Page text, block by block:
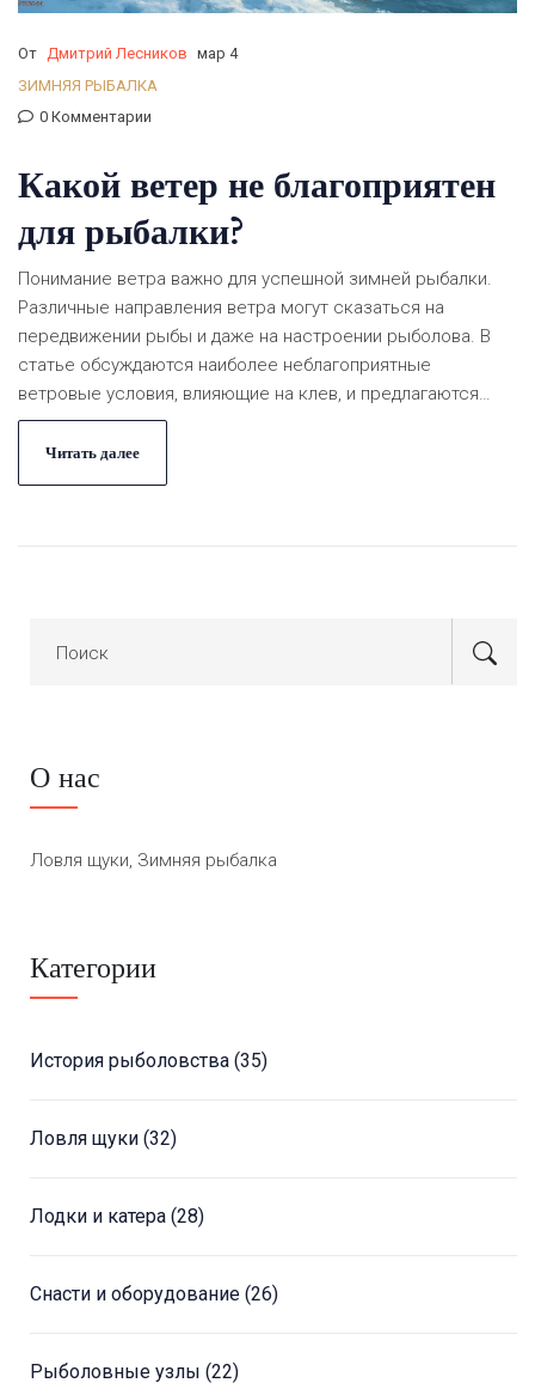
От Дмитрий Лесников мар 4
ЗИМНЯЯ РЫБАЛКА
0 Комментарии
Какой ветер не благоприятен
для рыбалки?
Понимание ветра важно для успешной зимней рыбалки.
Различные направления ветра могут сказаться на
передвижении рыбы и даже на настроении рыболова. В
статье обсуждаются наиболее неблагоприятные
ветровые условия, влияющие на клев, и предлагаются
практичные советы по выбору правильного времени для
выхода на лед. Также рассматриваются факторы,
которые могут повлиять на опыт рыбалки.
Читать далее
О нас
Ловля щуки, Зимняя рыбалка
Категории
История рыболовства (35)
Ловля щуки (32)
Лодки и катера (28)
Снасти и оборудование (26)
Рыболовные узлы (22)